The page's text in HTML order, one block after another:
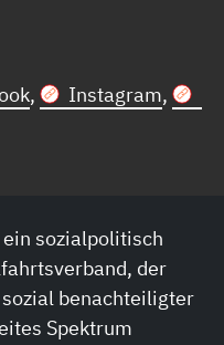
, Instagram,
sozialpolitisch
der
benachteiligter
Spektrum